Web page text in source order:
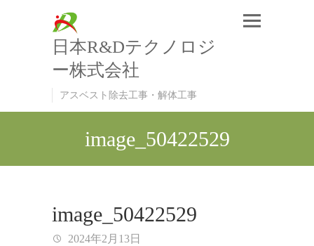
日本R&Dテクノロジ
ー株式会社
アスベスト除去工事・解体工事
image_50422529
image_50422529
2024年2月13日